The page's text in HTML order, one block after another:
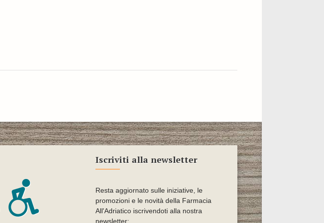
Iscriviti alla newsletter
Resta aggiornato sulle iniziative, le
promozioni e le novità della Farmacia
All'Adriatico iscrivendoti alla nostra
newsletter: